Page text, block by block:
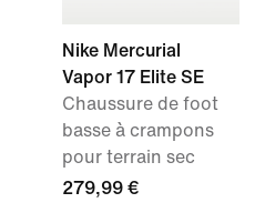
Nike Mercurial
Vapor 17 Elite SE
Chaussure de foot
basse à crampons
pour terrain sec
279,99 €